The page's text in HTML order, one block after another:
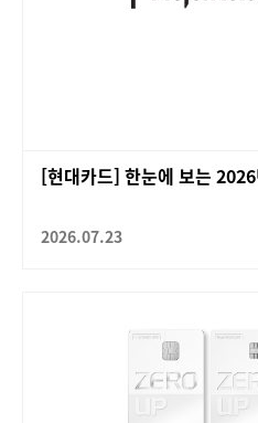
[현대카드] 한눈에 보는
2026.07.23